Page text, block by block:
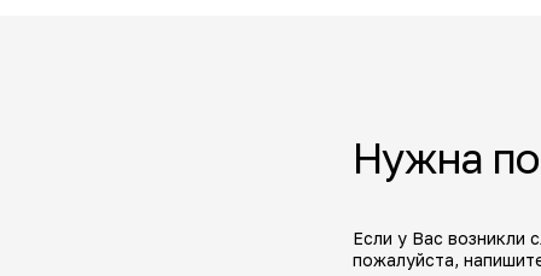
Нужна
Если у Вас возникли
пожалуйста,